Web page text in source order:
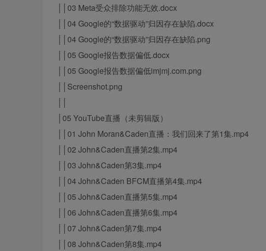
││03 Meta受众排除功能无效.docx
││04 Google的“数据驱动”归因存在缺陷.docx
││04 Google的“数据驱动”归因存在缺陷.png
││05 Google报告数据偏低.docx
││05 Google报告数据偏低imjmj.com.png
││Screenshot.png
│05 YouTube直播（未剪辑版）
││01 John Moran&Caden直播：我们回来了第1集.mp4
││02 John&Caden直播第2集.mp4
││03 John&Caden第3集.mp4
││04 John&Caden BFCM直播第4集.mp4
││05 John&Caden直播第5集.mp4
││06 John&Caden直播第6集.mp4
││07 John&Caden第7集.mp4
││08 John&Caden第8集.mp4